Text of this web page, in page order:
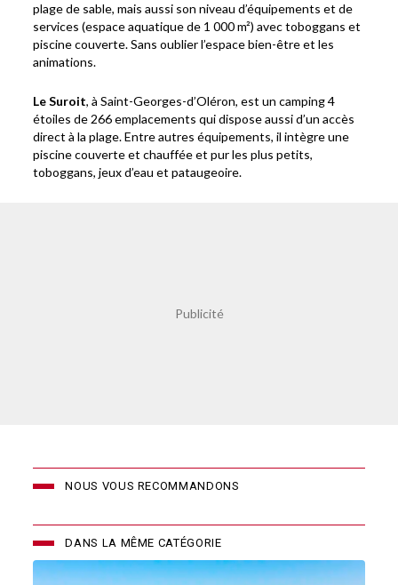
plage de sable, mais aussi son niveau d’équipements et de
services (espace aquatique de 1 000 m²) avec toboggans et
piscine couverte. Sans oublier l’espace bien-être et les
animations.
Le Suroit, à Saint-Georges-d’Oléron, est un camping 4
étoiles de 266 emplacements qui dispose aussi d’un accès
direct à la plage. Entre autres équipements, il intègre une
piscine couverte et chauffée et pur les plus petits,
toboggans, jeux d’eau et pataugeoire.
NOUS VOUS RECOMMANDONS
DANS LA MÊME CATÉGORIE